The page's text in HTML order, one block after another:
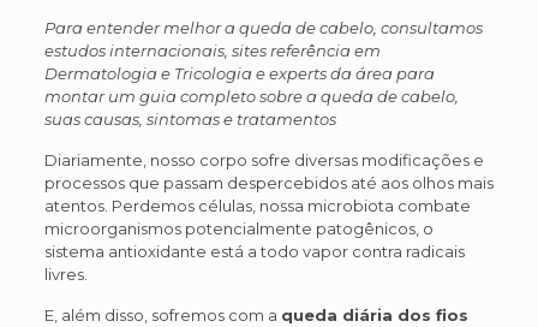
Para entender melhor a queda de cabelo, consultamos
estudos internacionais, sites referência em
Dermatologia e Tricologia e experts da área para
montar um guia completo sobre a queda de cabelo,
suas causas, sintomas e tratamentos
Diariamente, nosso corpo sofre diversas modificações e
processos que passam despercebidos até aos olhos mais
atentos. Perdemos células, nossa microbiota combate
microorganismos potencialmente patogênicos, o
sistema antioxidante está a todo vapor contra radicais
livres.
E, além disso, sofremos com a queda diária dos fios